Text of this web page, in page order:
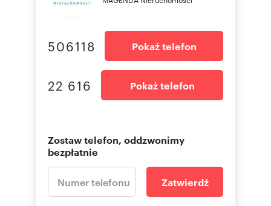
506118 Pokaż telefon
22 616 Pokaż telefon
Zostaw telefon, oddzwonimy
bezpłatnie
Zatwierdź